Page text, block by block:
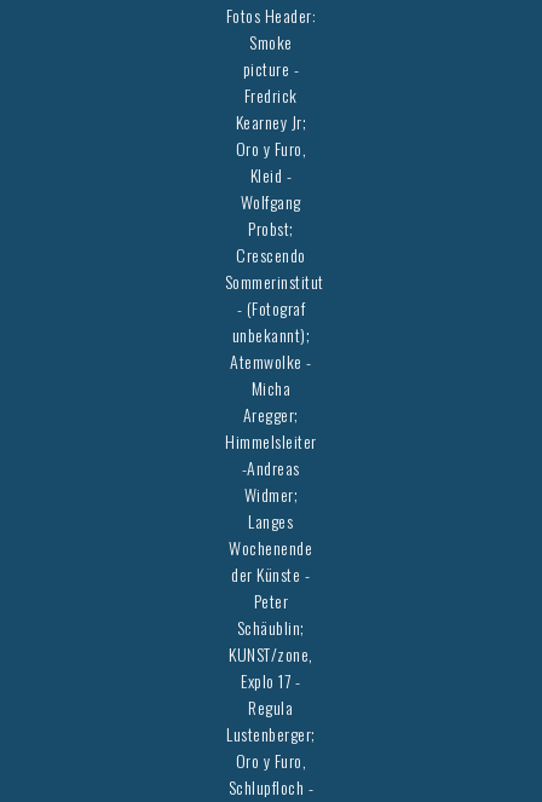
Fotos Header:
Smoke
picture -
Fredrick
Kearney Jr;
Oro y Furo,
Kleid -
Wolfgang
Probst;
Crescendo
Sommerinstitut
- (Fotograf
unbekannt);
Atemwolke -
Micha
Aregger;
Himmelsleiter
-Andreas
Widmer;
Langes
Wochenende
der Künste -
Peter
Schäublin;
KUNST/zone,
Explo 17 -
Regula
Lustenberger;
Oro y Furo,
Schlupfloch -